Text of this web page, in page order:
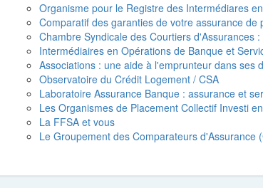
Organisme pour le Registre des Intermédiares
Comparatif des garanties de votre assurance de
Chambre Syndicale des Courtiers d'Assurances :
Intermédiaires en Opérations de Banque et
Associations : une aide à l'emprunteur dans ses
Observatoire du Crédit Logement / CSA
Laboratoire Assurance Banque : assurance et
Les Organismes de Placement Collectif Investi
La FFSA et vous
Le Groupement des Comparateurs d'Assurance